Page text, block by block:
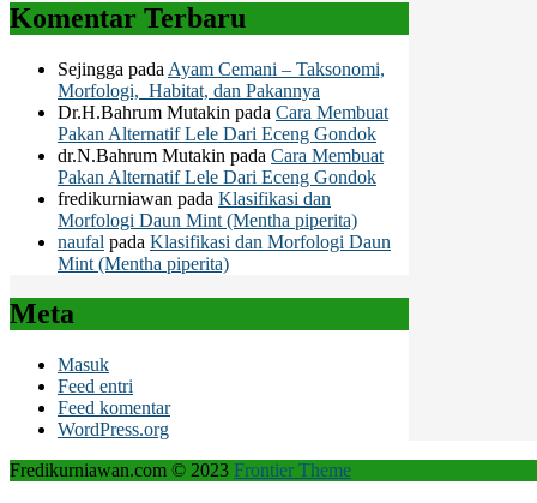
Komentar Terbaru
Sejingga pada Ayam Cemani – Taksonomi,
Morfologi, Habitat, dan Pakannya
Dr.H.Bahrum Mutakin pada Cara Membuat
Pakan Alternatif Lele Dari Eceng Gondok
dr.N.Bahrum Mutakin pada Cara Membuat
Pakan Alternatif Lele Dari Eceng Gondok
fredikurniawan pada Klasifikasi dan
Morfologi Daun Mint (Mentha piperita)
naufal pada Klasifikasi dan Morfologi Daun
Mint (Mentha piperita)
Meta
Masuk
Feed entri
Feed komentar
WordPress.org
Fredikurniawan.com © 2023 Frontier Theme